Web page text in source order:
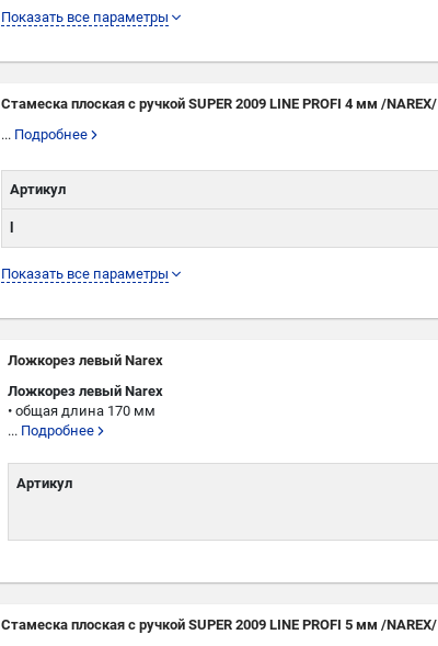
Показать все параметры
L
Стамеска плоская с ручкой SUPER 2009 LINE PROFI 4 мм /NAREX/
... Подробнее
Показать все параметры
Артикул
L
Ложкорез левый Narex
Ложкорез левый Narex
• общая длина 170 мм
... Подробнее
Артикул
Стамеска плоская с ручкой SUPER 2009 LINE PROFI 5 мм /NAREX/